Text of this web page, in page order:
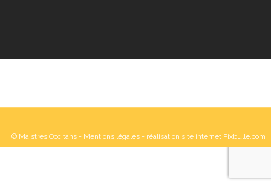
© Maistres Occitans - Mentions légales - réalisation site internet Pixbulle.com